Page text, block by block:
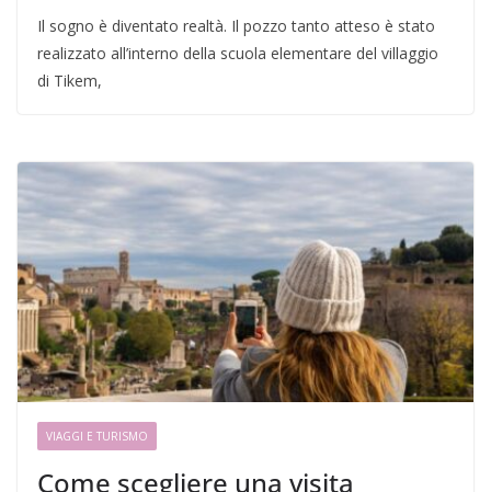
Il sogno è diventato realtà. Il pozzo tanto atteso è stato
realizzato all’interno della scuola elementare del villaggio
di Tikem,
VIAGGI E TURISMO
Come scegliere una visita